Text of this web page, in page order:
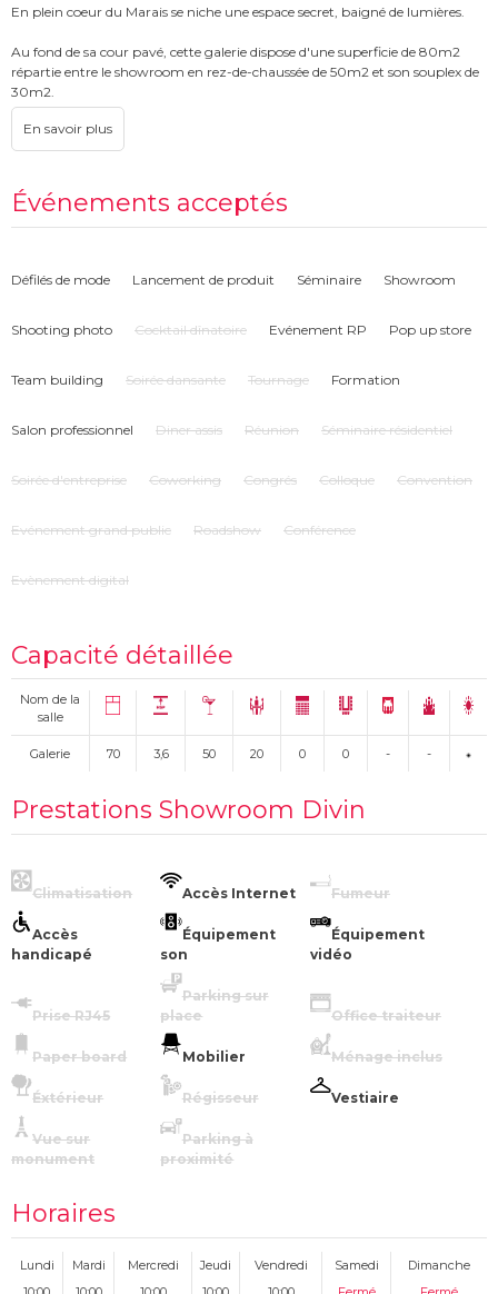
En plein coeur du Marais se niche une espace secret, baigné de lumières.
Au fond de sa cour pavé, cette galerie dispose d'une superficie de 80m2
répartie entre le showroom en rez-de-chaussée de 50m2 et son souplex de
30m2.
Son parquet blanc et ses verrières lui donnent une luminosité hors du
commun.
Ses équipements haut de gamme, portants modulables selon vos envies et
son mobilier design permettront de s’adapter à n’importe lequel de vos
évènements.
Son havre de paix donnera du cachet à vos événements.
Événements acceptés
Défilés de mode Lancement de produit Séminaire Showroom
Shooting photo Cocktail dînatoire Evénement RP Pop up store
Team building Soirée dansante Tournage Formation
Salon professionnel Diner assis Réunion Séminaire résidentiel
Soirée d'entreprise Coworking Congrés Colloque Convention
Evénement grand public Roadshow Conférence
Evènement digital
Capacité détaillée
Nom de la
salle
Galerie 70 3,6 50 20 0 0 - -
Prestations Showroom Divin
Climatisation Accès Internet Fumeur
Accès
handicapé
Équipement
son
Équipement
vidéo
Prise RJ45
Parking sur
place
Office traiteur
Paper board Mobilier Ménage inclus
Éxtérieur Régisseur Vestiaire
Vue sur
monument
Parking à
proximité
Horaires
Lundi Mardi Mercredi Jeudi Vendredi Samedi
Dimanche